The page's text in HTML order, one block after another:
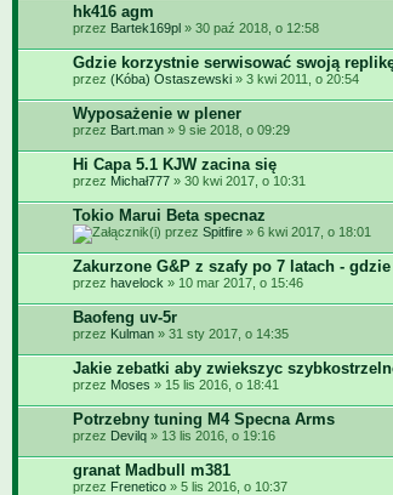
hk416 agm
przez Bartek169pl » 30 paź 2018, o 12:58
Gdzie korzystnie serwisować swoją
przez (Kóba) Ostaszewski » 3 kwi 2011, o 20:54
Wyposażenie w plener
przez Bart.man » 9 sie 2018, o 09:29
Hi Capa 5.1 KJW zacina się
przez Michał777 » 30 kwi 2017, o 10:31
Tokio Marui Beta specnaz
przez Spitfire » 6 kwi 2017, o 18:01
Zakurzone G&P z szafy po 7 latach -
przez havelock » 10 mar 2017, o 15:46
Baofeng uv-5r
przez Kulman » 31 sty 2017, o 14:35
Jakie zebatki aby zwiekszyc
przez Moses » 15 lis 2016, o 18:41
Potrzebny tuning M4 Specna Arms
przez Devilq » 13 lis 2016, o 19:16
granat Madbull m381
przez Frenetico » 5 lis 2016, o 10:37